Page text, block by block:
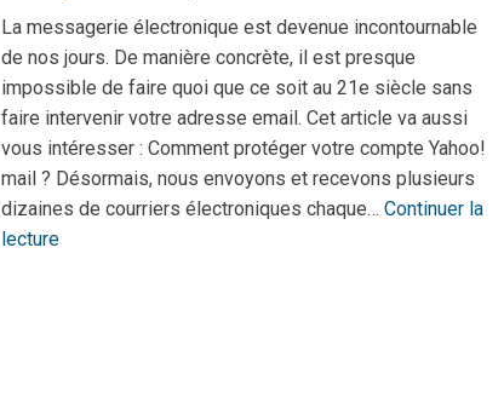
La messagerie électronique est devenue incontournable
de nos jours. De manière concrète, il est presque
impossible de faire quoi que ce soit au 21e siècle sans
faire intervenir votre adresse email. Cet article va aussi
vous intéresser : Comment protéger votre compte Yahoo!
mail ? Désormais, nous envoyons et recevons plusieurs
dizaines de courriers électroniques chaque… Continuer la
lecture